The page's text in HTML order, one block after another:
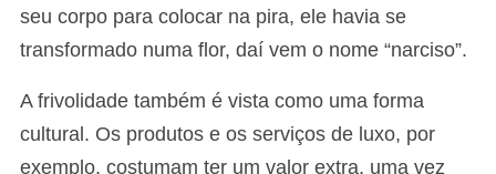
seu corpo para colocar na pira, ele havia se
transformado numa flor, daí vem o nome “narciso”.
A frivolidade também é vista como uma forma
cultural. Os produtos e os serviços de luxo, por
exemplo, costumam ter um valor extra, uma vez